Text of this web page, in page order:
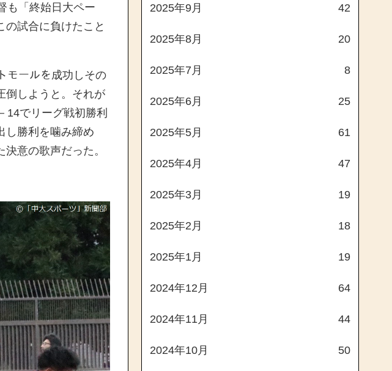
も「終始日大ペー
の試合に負けたこと
モールを成功しその
倒しようと。それが
14でリーグ戦初勝利
し勝利を噛み締め
意の歌声だった。
2025年9月 42
2025年8月 20
2025年7月 8
2025年6月 25
2025年5月 61
2025年4月 47
2025年3月 19
2025年2月 18
2025年1月 19
2024年12月 64
2024年11月 44
2024年10月 50